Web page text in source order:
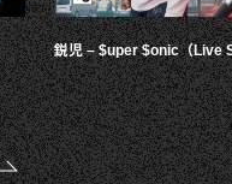
鋭児 – $uper $onic（Live